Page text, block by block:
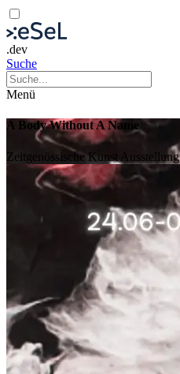
.dev
Suche
Menü
A Body Without A Name
Zeitgenössische Kunst Ausstellung